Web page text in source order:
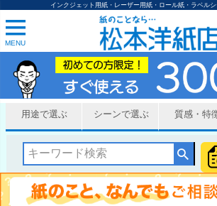
インクジェット用紙・レーザー用紙・ロール紙・ラベル
MENU
用途で選ぶ シーンで選ぶ 質感・特